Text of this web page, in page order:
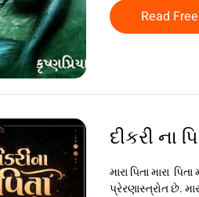
Read Free
દીકરી ના
મારા પિતા મારા
પ્રેરણાસ્ત્રોત છે.